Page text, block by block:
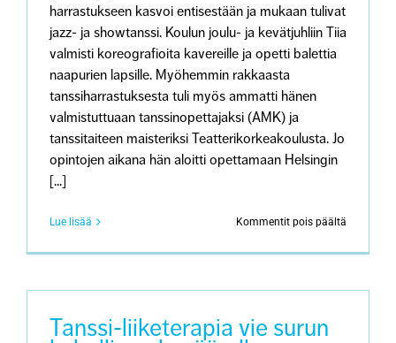
harrastukseen kasvoi entisestään ja mukaan tulivat
jazz- ja showtanssi. Koulun joulu- ja kevätjuhliin Tiia
valmisti koreografioita kavereille ja opetti balettia
naapurien lapsille. Myöhemmin rakkaasta
tanssiharrastuksesta tuli myös ammatti hänen
valmistuttuaan tanssinopettajaksi (AMK) ja
tanssitaiteen maisteriksi Teatterikorkeakoulusta. Jo
opintojen aikana hän aloitti opettamaan Helsingin
[...]
Lue lisää Kommentit pois päältä
on
Tanssi-liiketerapia vie surun